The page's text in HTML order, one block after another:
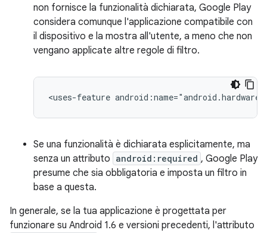
non fornisce la funzionalità dichiarata, Google Play
considera comunque l'applicazione compatibile con
il dispositivo e la mostra all'utente, a meno che non
vengano applicate altre regole di filtro.
<uses-feature
Se una funzionalità è dichiarata esplicitamente, ma
senza un attributo android:required , Google Play
presume che sia obbligatoria e imposta un filtro in
base a questa.
In generale, se la tua applicazione è progettata per
funzionare su Android 1.6 e versioni precedenti, l'attributo